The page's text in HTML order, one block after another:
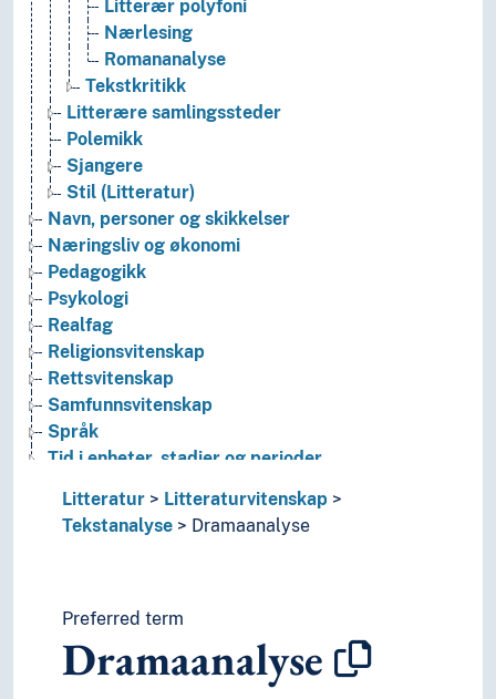
Litterær polyfoni
Nærlesing
Romananalyse
Tekstkritikk
Litterære samlingssteder
Polemikk
Sjangere
Stil (Litteratur)
Navn, personer og skikkelser
Næringsliv og økonomi
Pedagogikk
Psykologi
Realfag
Religionsvitenskap
Rettsvitenskap
Samfunnsvitenskap
Språk
Tid i enheter, stadier og perioder
Litteratur
Litteraturvitenskap
Tekstanalyse
Dramaanalyse
Preferred term
Dramaanalyse